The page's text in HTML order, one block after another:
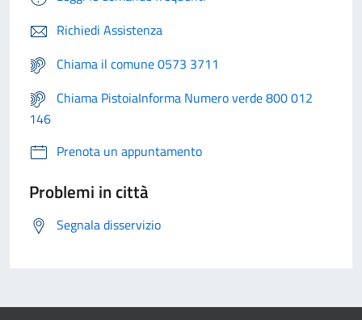
Richiedi Assistenza
Chiama il comune 0573 3711
Chiama PistoiaInforma Numero verde 800 012
146
Prenota un appuntamento
Problemi in città
Segnala disservizio